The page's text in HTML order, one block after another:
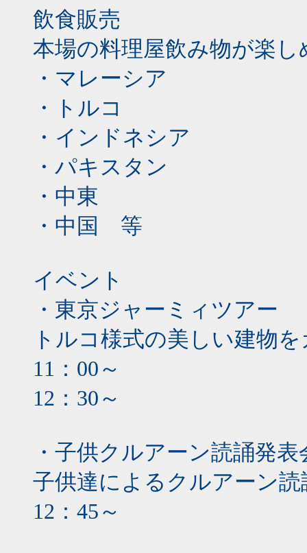
飲食販売
本場の料理屋飲み物が楽し
・マレーシア
・トルコ
・インドネシア
・パキスタン
・中東
・中国 等
イベント
・東京ジャーミィツアー
トルコ様式の美しい建物
11：00～
12：30～
・子供クルアーン読誦発表
子供達によるクルアーン読
12：45～